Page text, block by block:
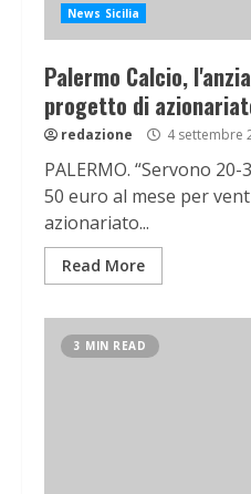
News Sicilia
Palermo Calcio,
progetto di
redazione 4 settembre
PALERMO. “Servono
50 euro al mese per
azionariato...
Read More
3 MIN READ